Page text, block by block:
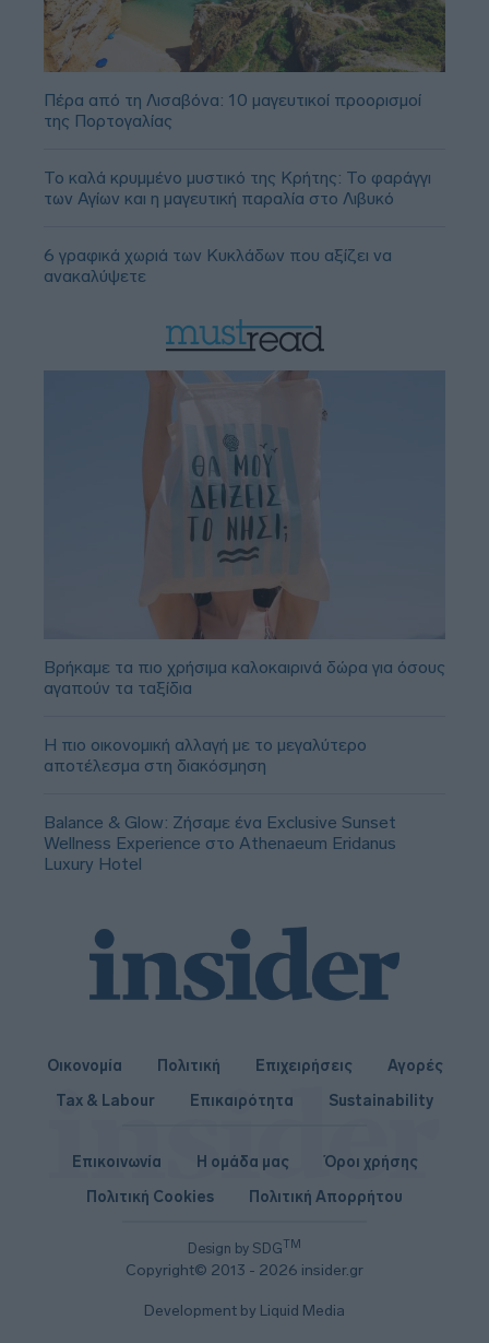
Πέρα από τη Λισαβόνα: 10 μαγευτικοί προορισμοί
της Πορτογαλίας
Το καλά κρυμμένο μυστικό της Κρήτης: Το φαράγγι
των Αγίων και η μαγευτική παραλία στο Λιβυκό
6 γραφικά χωριά των Κυκλάδων που αξίζει να
ανακαλύψετε
Βρήκαμε τα πιο χρήσιμα καλοκαιρινά δώρα για όσους
αγαπούν τα ταξίδια
Η πιο οικονομική αλλαγή με το μεγαλύτερο
αποτέλεσμα στη διακόσμηση
Balance & Glow: Ζήσαμε ένα Exclusive Sunset
Wellness Experience στο Athenaeum Eridanus
Luxury Hotel
Οικονομία Πολιτική Επιχειρήσεις
Αγορές
Tax & Labour
Επικαιρότητα Sustainability
Design by SDGTM
Copyright© 2013 - 2026 insider.gr
Επικοινωνία Η ομάδα μας
Όροι χρήσης
Πολιτική Cookies
Πολιτική Απορρήτου
Development by Liquid Media